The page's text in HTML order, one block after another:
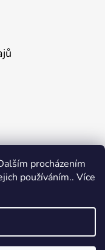
procházením
používáním.. Více
zasílat
našem e-